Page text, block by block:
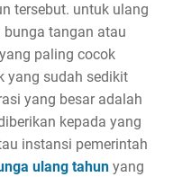
tersebut. untuk ulang
tangan atau
paling cocok
yang sudah sedikit
yang besar adalah
kepada yang
instansi pemerintah
ulang tahun yang